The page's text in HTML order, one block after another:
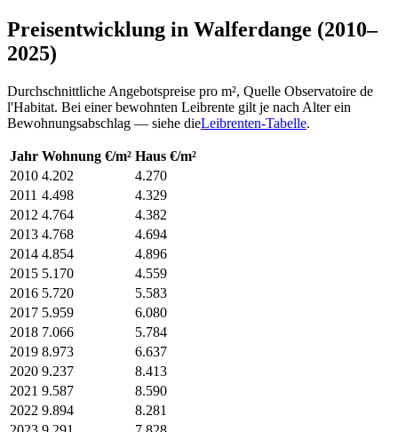
Preisentwicklung in Walferdange (2010–
2025)
Durchschnittliche Angebotspreise pro m², Quelle Observatoire de
l'Habitat. Bei einer bewohnten Leibrente gilt je nach Alter ein
Bewohnungsabschlag — siehe dieLeibrenten-Tabelle.
Jahr Wohnung €/m² Haus €/m²
2010 4.202
4.270
2011 4.498
4.329
2012 4.764
4.382
2013 4.768
4.694
2014 4.854
4.896
2015 5.170
4.559
2016 5.720
5.583
2017 5.959
6.080
2018 7.066
5.784
2019 8.973
6.637
2020 9.237
8.413
2021 9.587
8.590
2022 9.894
8.281